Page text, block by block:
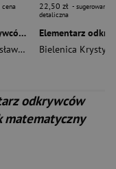
,Lankiewicz Bogusława
cena
Elementarz odkrywców NEON klasa 2 część 1 Podręcznik matematyczny EDYCJA 2024-2026
Lankiewicz Bogusława, Bielenica Krystyna,
22,50 zł - sugerowana
detaliczna
Bielenica Krystyna
odkrywców
matematyczny